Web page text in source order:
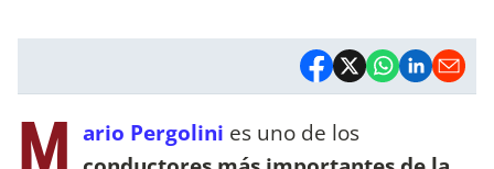
M ario Pergolini es uno de los